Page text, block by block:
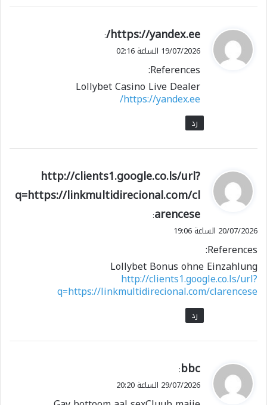
ي
ق
ل
https://yandex.ee/
:
19/07/2026 الساعة 02:16
References:
Lollybet Casino Live Dealer
https://yandex.ee/
رد
ي
ق
و
ل
http://clients1.google.co.ls/url?
q=https://linkmultidirecional.com/cl
arencese
:
20/07/2026 الساعة 19:06
References:
Lollybet Bonus ohne Einzahlung
http://clients1.google.co.ls/url?
q=https://linkmultidirecional.com/clarencese
رد
ي
ق
bbc
:
29/07/2026 الساعة 20:20